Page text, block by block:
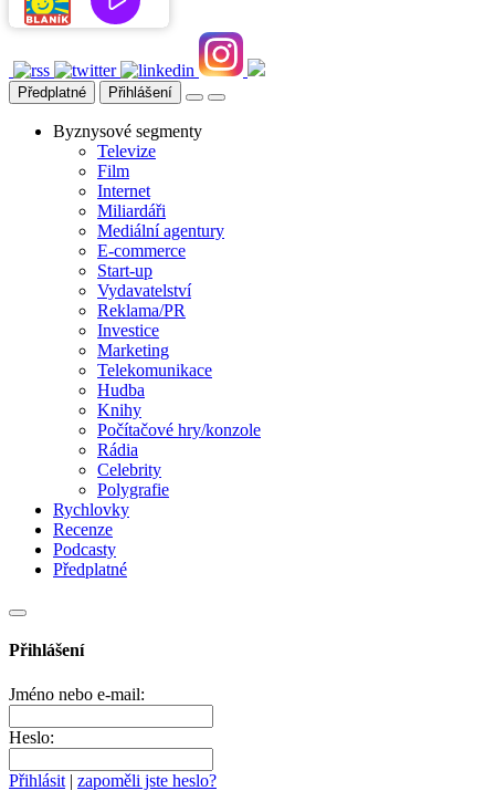
Předplatné Přihlášení
Byznysové segmenty
Televize
Film
Internet
Miliardáři
Mediální agentury
E-commerce
Start-up
Vydavatelství
Reklama/PR
Investice
Marketing
Telekomunikace
Hudba
Knihy
Počítačové hry/konzole
Rádia
Celebrity
Polygrafie
Rychlovky
Recenze
Podcasty
Předplatné
Přihlášení
Jméno nebo e-mail:
Heslo:
Přihlásit | zapoměli jste heslo?